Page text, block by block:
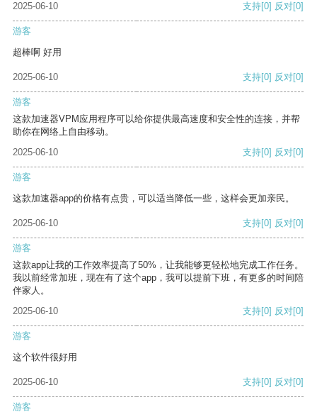
2025-06-10 支持[0] 反对[0]
游客
超棒啊 好用
2025-06-10 支持[0] 反对[0]
游客
这款加速器VPM应用程序可以给你提供最高速度和安全性的连接，并帮
助你在网络上自由移动。
2025-06-10
支持[0] 反对[0]
游客
这款加速器app的价格有点贵，可以适当降低一些，这样会更加亲民。
2025-06-10 支持[0] 反对[0]
游客
这款app让我的工作效率提高了50%，让我能够更轻松地完成工作任务。
我以前经常加班，现在有了这个app，我可以提前下班，有更多的时间陪
伴家人。
2025-06-10
支持[0] 反对[0]
游客
这个软件很好用
2025-06-10 支持[0] 反对[0]
游客